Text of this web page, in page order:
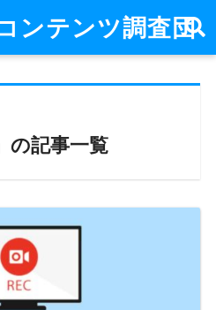
ンテンツ調査団
の記事一覧